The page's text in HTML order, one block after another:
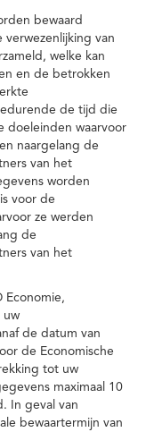
bewaard
van
welke kan
en de betrokken
de tijd die
doeleinden waarvoor
naargelang de
van het
worden
voor de
ze werden
de
van het
Economie,
uw
de datum van
de Economische
tot uw
maximaal 10
In geval van
bewaartermijn van